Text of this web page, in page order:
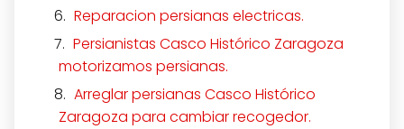
Reparacion persianas electricas.
Persianistas Casco Histórico Zaragoza
motorizamos persianas.
Arreglar persianas Casco Histórico
Zaragoza para cambiar recogedor.